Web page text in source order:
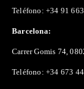
Teléfono:+34 91
Barcelona:
Carrer Gomis 74,
Teléfono:+34 673